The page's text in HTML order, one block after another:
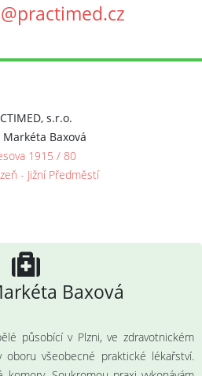
s.r.o.
Markéta Baxová
1915 / 80
- Jižní Předměstí
Baxová
působící v Plzni, ve zdravotnickém
oboru všeobecné praktické lékařství.